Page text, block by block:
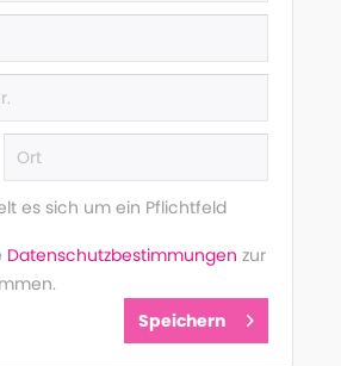
es sich um ein Pflichtfeld
Datenschutzbestimmungen zur
Speichern